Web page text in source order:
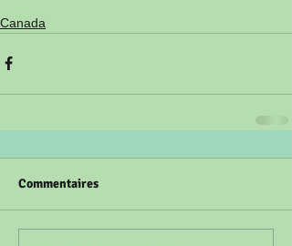
Canada
Commentaires